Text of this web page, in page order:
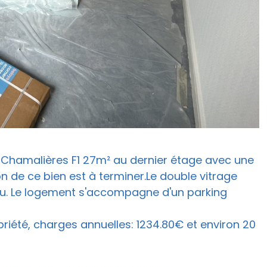
F1 27m² au dernier étage avec une
de ce bien est à terminer.Le double vitrage
Le logement s'accompagne d'un parking
charges annuelles: 1234.80€ et environ 20